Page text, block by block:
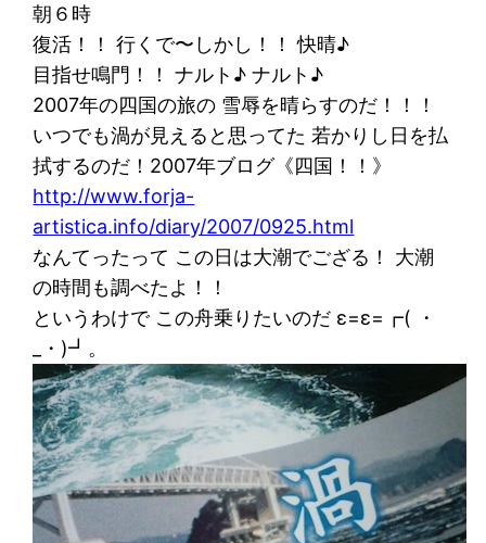
朝６時
復活！！ 行くで〜しかし！！ 快晴♪
目指せ鳴門！！ ナルト♪ ナルト♪
2007年の四国の旅の 雪辱を晴らすのだ！！！
いつでも渦が見えると思ってた 若かりし日を払
拭するのだ！2007年ブログ《四国！！》
http://www.forja-
artistica.info/diary/2007/0925.html
なんてったって この日は大潮でござる！ 大潮
の時間も調べたよ！！
というわけで この舟乗りたいのだ ε=ε=┏( ・
_・)┛。